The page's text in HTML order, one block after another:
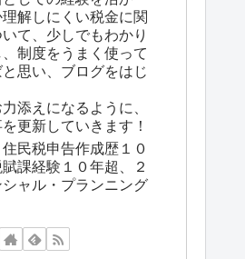
解しにくい税金に関
て、少しでもわかり
制度をうまく使って
思い、ブログをはじ
添えになるように、
更新していきます！
住民税申告作成歴１０
課経験１０年超、２
ャル・プランニング